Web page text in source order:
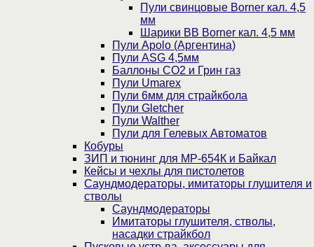
Пули свинцовые Borner кал. 4,5
мм
Шарики BB Borner кал. 4,5 мм
Пули Apolo (Аргентина)
Пули ASG 4,5мм
Баллоны CO2 и Грин газ
Пули Umarex
Пули 6мм для страйкбола
Пули Gletcher
Пули Walther
Пули для Гелевых Автоматов
Кобуры
ЗИП и тюнинг для МР-654К и Байкал
Кейсы и чехлы для пистолетов
Саундмодераторы, имитаторы глушителя и
стволы
Саундмодераторы
Имитаторы глушителя, стволы,
насадки страйкбол